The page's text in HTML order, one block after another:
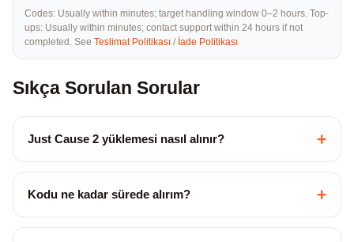
Codes: Usually within minutes; target handling window 0–2 hours. Top-
ups: Usually within minutes; contact support within 24 hours if not
completed. See Teslimat Politikası / İade Politikası
Sıkça Sorulan Sorular
Just Cause 2 yüklemesi nasıl alınır? +
Kodu ne kadar sürede alırım? +